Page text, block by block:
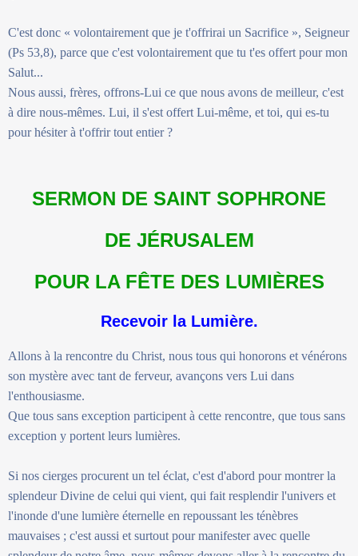
C'est donc « volontairement que je t'offrirai un Sacrifice », Seigneur
(Ps 53,8), parce que c'est volontairement que tu t'es offert pour mon
Salut...
Nous aussi, frères, offrons-Lui ce que nous avons de meilleur, c'est
à dire nous-mêmes. Lui, il s'est offert Lui-même, et toi, qui es-tu
pour hésiter à t'offrir tout entier ?
SERMON DE SAINT SOPHRONE
DE JÉRUSALEM
POUR LA FÊTE DES LUMIÈRES
Recevoir la Lumière.
Allons à la rencontre du Christ, nous tous qui honorons et vénérons
son mystère avec tant de ferveur, avançons vers Lui dans
l'enthousiasme.
Que tous sans exception participent à cette rencontre, que tous sans
exception y portent leurs lumières.
Si nos cierges procurent un tel éclat, c'est d'abord pour montrer la
splendeur Divine de celui qui vient, qui fait resplendir l'univers et
l'inonde d'une lumière éternelle en repoussant les ténèbres
mauvaises ; c'est aussi et surtout pour manifester avec quelle